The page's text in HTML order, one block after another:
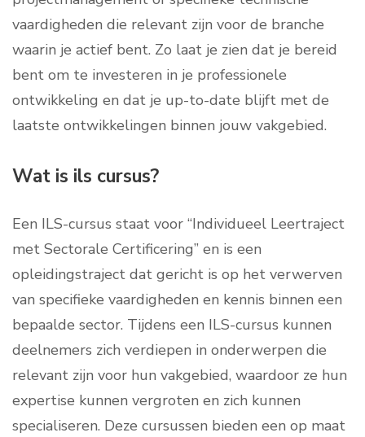
vaardigheden die relevant zijn voor de branche
waarin je actief bent. Zo laat je zien dat je bereid
bent om te investeren in je professionele
ontwikkeling en dat je up-to-date blijft met de
laatste ontwikkelingen binnen jouw vakgebied.
Wat is ils cursus?
Een ILS-cursus staat voor “Individueel Leertraject
met Sectorale Certificering” en is een
opleidingstraject dat gericht is op het verwerven
van specifieke vaardigheden en kennis binnen een
bepaalde sector. Tijdens een ILS-cursus kunnen
deelnemers zich verdiepen in onderwerpen die
relevant zijn voor hun vakgebied, waardoor ze hun
expertise kunnen vergroten en zich kunnen
specialiseren. Deze cursussen bieden een op maat